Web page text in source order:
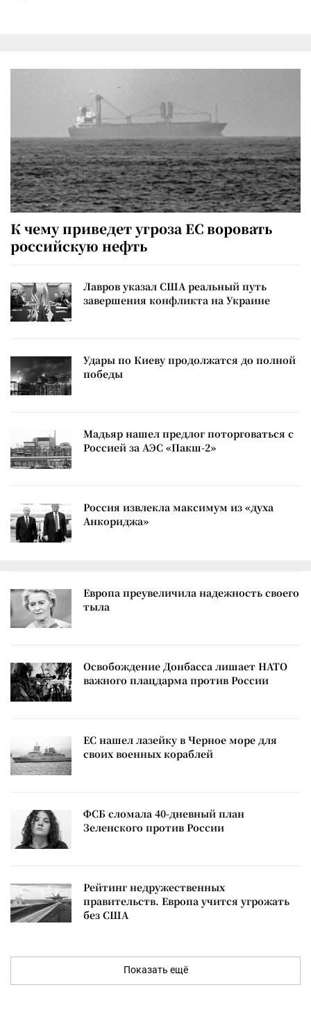
К чему приведет угроза ЕС воровать
российскую нефть
Лавров указал США реальный путь
завершения конфликта на Украине
Удары по Киеву продолжатся до полной
победы
Мадьяр нашел предлог поторговаться с
Россией за АЭС «Пакш-2»
Россия извлекла максимум из «духа
Анкориджа»
Европа преувеличила надежность своего
тыла
Освобождение Донбасса лишает НАТО
важного плацдарма против России
ЕС нашел лазейку в Черное море для
своих военных кораблей
ФСБ сломала 40-дневный план
Зеленского против России
Рейтинг недружественных
правительств. Европа учится угрожать
без США
Показать ещё